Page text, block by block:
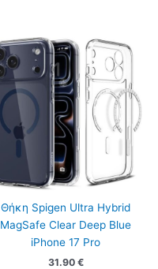
Θήκη Spigen Ultra Hybrid
MagSafe Clear Deep Blue
iPhone 17 Pro
31.90 €